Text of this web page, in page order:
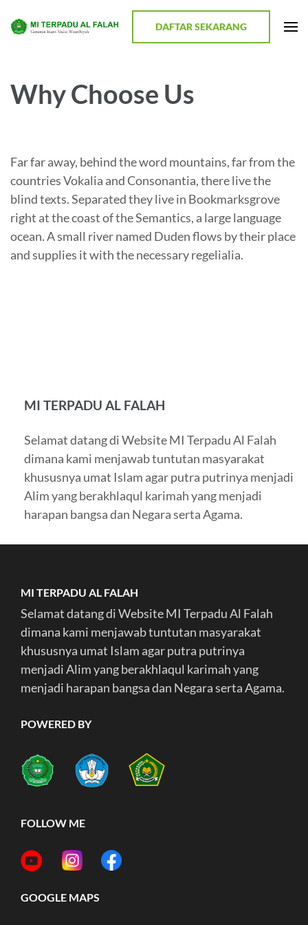
ke
Enter)
MI TERPADU AL FALAH
Terwujudnya Generasi Religius dan Berkualitas
DAFTAR SEKARANG
Why Choose Us
Far far away, behind the word mountains, far from the
countries Vokalia and Consonantia, there live the
blind texts. Separated they live in Bookmarksgrove
right at the coast of the Semantics, a large language
ocean. A small river named Duden flows by their place
and supplies it with the necessary regelialia.
MI TERPADU AL FALAH
Selamat datang di Website MI Terpadu Al Falah
dimana kami menjawab tuntutan masyarakat
khususnya umat Islam agar putra putrinya menjadi
Alim yang berakhlaqul karimah yang menjadi
harapan bangsa dan Negara serta Agama.
MI TERPADU AL FALAH
Selamat datang di Website MI Terpadu Al Falah
dimana kami menjawab tuntutan masyarakat
khususnya umat Islam agar putra putrinya
menjadi Alim yang berakhlaqul karimah yang
menjadi harapan bangsa dan Negara serta Agama.
POWERED BY
FOLLOW ME
GOOGLE MAPS